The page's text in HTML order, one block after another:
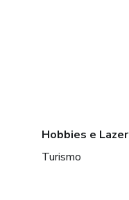
Hobbies e Lazer
Turismo